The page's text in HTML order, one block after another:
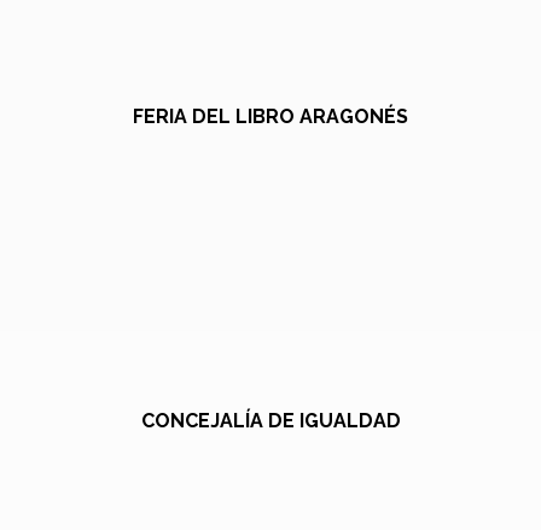
FERIA DEL LIBRO ARAGONÉS
CONCEJALÍA DE IGUALDAD